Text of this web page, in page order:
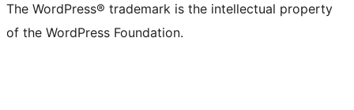
The WordPress® trademark is the intellectual property
of the WordPress Foundation.